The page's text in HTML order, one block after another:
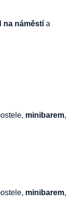
na náměstí a
minibarem,
minibarem,